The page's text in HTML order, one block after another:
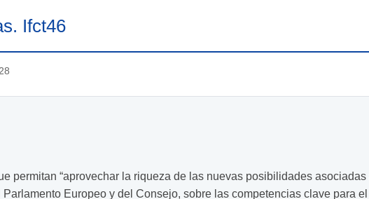
Ifct46
permitan “aprovechar la riqueza de las nuevas posibilidades
Europeo y del Consejo, sobre las competencias clave para